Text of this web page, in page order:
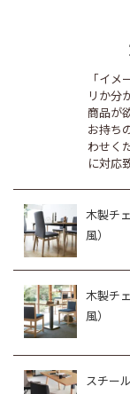
「イ
リか分
商品が
お持ち
わせく
に対応
木製チ
風）
木製チ
風）
スチー